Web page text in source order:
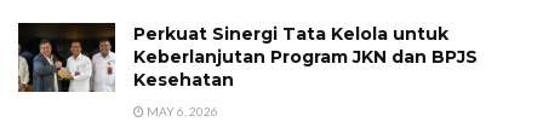
Perkuat Sinergi Tata Kelola untuk
Keberlanjutan Program JKN dan BPJS
Kesehatan
MAY 6, 2026